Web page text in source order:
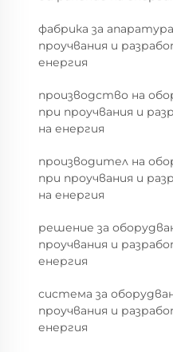
фабрика за
проучвания и
енергия
производство на
при проучвания и
на енергия
производител на
при проучвания и
на енергия
решение за
проучвания и
енергия
система за
проучвания и
енергия